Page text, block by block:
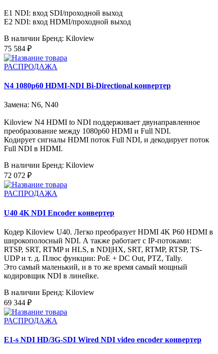
E1 NDI: вход SDI/проходной выход
E2 NDI: вход HDMI/проходной выход
В наличии Бренд: Kiloview
75 584 ₽
РАСПРОДАЖА
N4 1080p60 HDMI-NDI Bi-Directional конвертер
Замена: N6, N40
Kiloview N4 HDMI to NDI поддерживает двунаправленное
преобразование между 1080p60 HDMI и Full NDI.
Кодирует сигналы HDMI поток Full NDI, и декодирует поток
Full NDI в HDMI.
В наличии Бренд: Kiloview
72 072 ₽
РАСПРОДАЖА
U40 4K NDI Encoder конвертер
Кодер Kiloview U40. Легко преобразует HDMI 4K P60 HDMI в
широкополосный NDI. А также работает с IP-потоками:
RTSP, SRT, RTMP и HLS, в NDI|HX, SRT, RTMP, RTSP, TS-
UDP и т. д. Плюс функции: PoE + DC Out, PTZ, Tally.
Это самый маленький, и в то же время самый мощный
кодировщик NDI в линейке.
В наличии Бренд: Kiloview
69 344 ₽
РАСПРОДАЖА
E1-s NDI HD/3G-SDI Wired NDI video encoder конвертер